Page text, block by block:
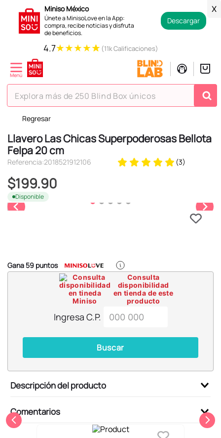
Miniso México
Únete a MinisoLove en la App:
compra, recibe noticias y disfruta
de beneficios.
Descargar
X
4.7★★★★★ (11k Calificaciones)
Explora más de 250 Blind Box únicos
Regresar
Llavero Las Chicas Superpoderosas Bellota
Felpa 20 cm
Referencia:2018521912106 (3)
$199.90
Disponible
Gana59 puntos
Consulta
disponibilidad
en tienda de este
producto
Ingresa C.P.
Buscar
Descripción del producto
Comentarios
TÉRMINOS MÁS BUSCADOS
1.
hello kitty
2.
spiderman
4
osito cariñosito
5.